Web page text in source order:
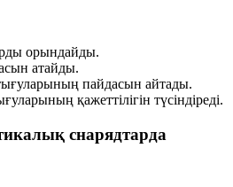
орындайды.
атайды.
пайдасын айтады.
қажеттілігін түсіндіреді.
снарядтарда